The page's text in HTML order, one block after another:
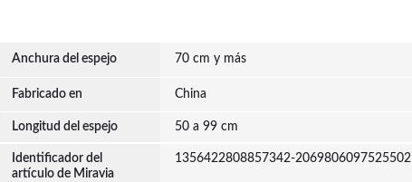
Anchura del espejo 70 cm y más
Fabricado en China
Longitud del espejo 50 a 99 cm
Identificador del
artículo de Miravia
1356422808857342-2069806097525502